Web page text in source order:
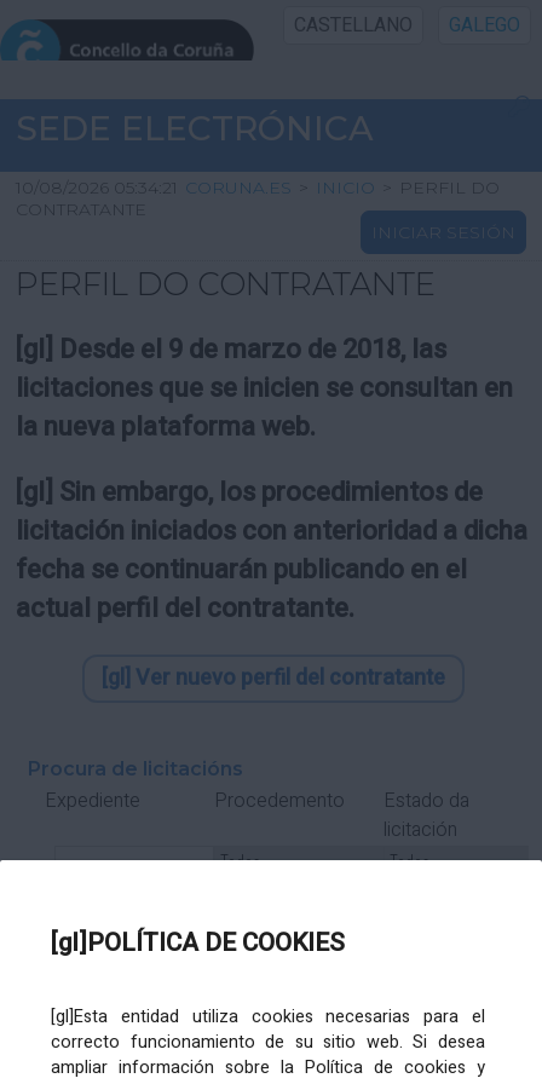
[gl]POLÍTICA DE COOKIES
[gl]Esta entidad utiliza cookies necesarias para el
correcto funcionamiento de su sitio web. Si desea
ampliar información sobre la Política de cookies y
CASTELLANO GALEGO
INICIO SEDE
INICIO
INFORMACIÓN PÚBLICA
UTILIDADES
SEDE ELECTRÓNICA
10/08/2026 05:34:21 CORUNA.ES > INICIO > PERFIL DO
CONTRATANTE
INICIAR SESIÓN
PERFIL DO CONTRATANTE
[gl] Desde el 9 de marzo de 2018, las
licitaciones que se inicien se consultan en
la nueva plataforma web.
[gl] Sin embargo, los procedimientos de
licitación iniciados con anterioridad a dicha
fecha se continuarán publicando en el
actual perfil del contratante.
[gl] Ver nuevo perfil del contratante
Procura de licitacións
Expediente Procedemento
Estado da
licitación
Subcontrato Tramitación
Órgano de contratación Título